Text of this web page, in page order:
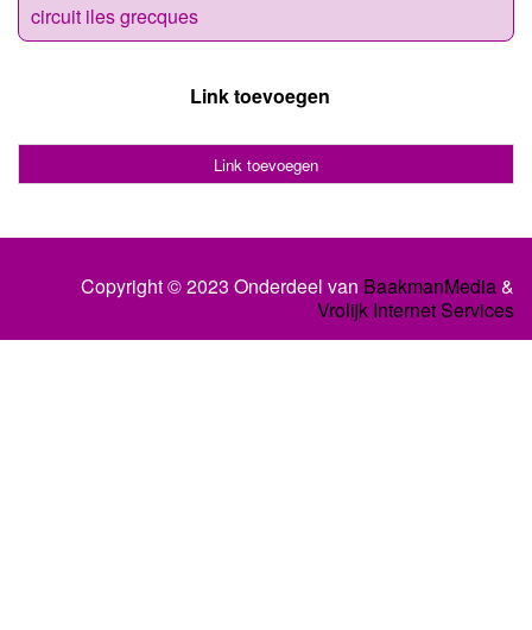
circuit iles grecques
Link toevoegen
Link toevoegen
Copyright © 2023 Onderdeel van BaakmanMedia&
Vrolijk Internet Services